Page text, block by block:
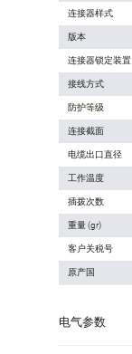
连接器样式
版本
连接器锁定装置
接线方式
防护等级
连接截面
电缆出口直径
工作温度
插拨次数
重量 (gr)
客户关税号
原产国
电气参数